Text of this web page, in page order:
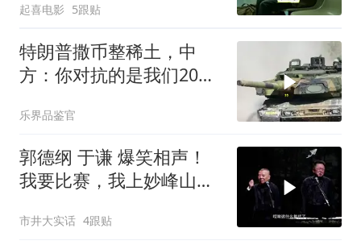
你是不是疯了？
起喜电影 5跟贴
特朗普撒币整稀土，中
方：你对抗的是我们20年
乐界品鉴官
郭德纲 于谦 爆笑相声！
我要比赛，我上妙峰山干
祖庙
市井大实话 4跟贴